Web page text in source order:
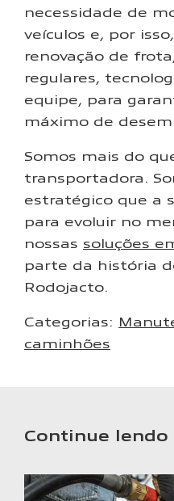
necessidade de
veículos e, por
renovação de
regulares,
equipe, para
máximo de
Somos mais do
transportadora.
estratégico que a
para evoluir no
nossas soluções
parte da história
Rodojacto.
Categorias:
caminhões
Continue lendo